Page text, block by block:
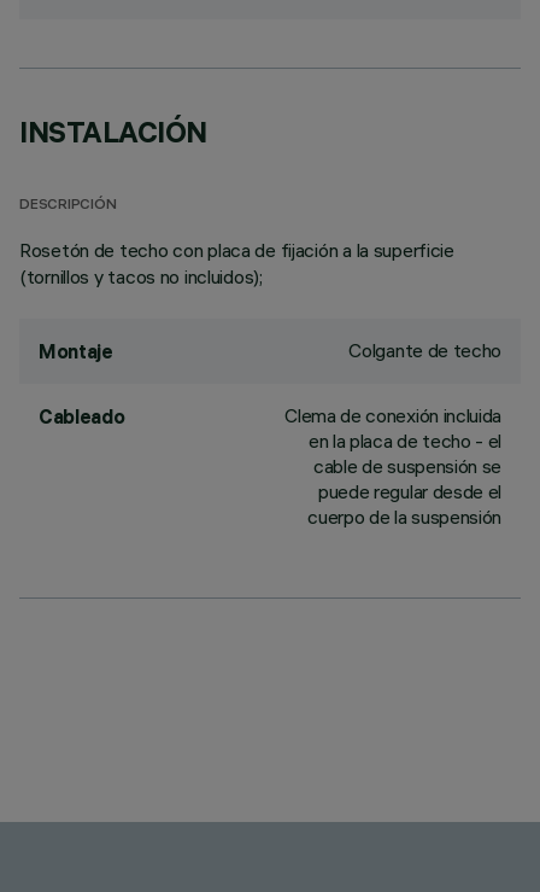
INSTALACIÓN
DESCRIPCIÓN
Rosetón de techo con placa de fijación a la superficie
(tornillos y tacos no incluidos);
Montaje Colgante de techo
Cableado
Clema de conexión incluida
en la placa de techo - el
cable de suspensión se
puede regular desde el
cuerpo de la suspensión